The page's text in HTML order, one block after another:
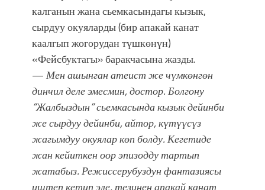
жолугушууга келиңиз! (Дарек. Видео)
калганын жана сьемкасындагы кызык,
сырдуу окуяларды (бир апакай канат
каалгып жогорудан түшкөнүн)
«Фейсбуктагы» баракчасына жазды.
—Мен ашынган атеист же чүмкөнгөн
динчил деле эмесмин, достор. Болгону
“Жалбыздын” сьемкасында кызык дейинби
же сырдуу дейинби, айтор, күтүүсүз
жагымдуу окуялар көп болду. Кегетиде
жан кейиткен оор эпизодду тартып
жатабыз. Режиссерубуздун фантазиясы
иштеп кетип эле, тезинен апакай канат